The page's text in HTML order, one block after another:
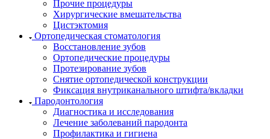
Прочие процедуры
Хирургические вмешательства
Цистэктомия
Ортопедическая стоматология
Восстановление зубов
Ортопедические процедуры
Протезирование зубов
Снятие ортопедической конструкции
Фиксация внутриканального штифта/вкладки
Пародонтология
Диагностика и исследования
Лечение заболеваний пародонта
Профилактика и гигиена